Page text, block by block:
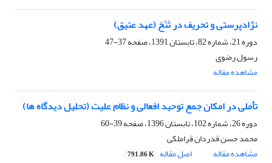
نژادپرستی و تحریف در تَنَخ (عهد عتیق)
دوره 21، شماره 82، تابستان 1391، صفحه
37-47
رسول رضوی
مشاهده مقاله
تأملی در امکان جمع توحید افعالی و نظام علیت (تحلیل دیدگاه ها)
دوره 26، شماره 102، تابستان 1396، صفحه
39-60
محمد حسن قدردان قراملکی
مشاهده مقاله
اصل مقاله 791.86 K